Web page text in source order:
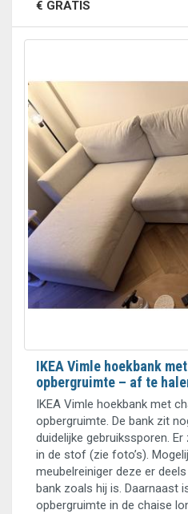
€ GRATIS
IKEA Vimle hoekbank met
opbergruimte – af te
IKEA Vimle hoekbank met
opbergruimte. De bank zit
duidelijke gebruikssporen.
in de stof (zie foto’s).
meubelreiniger deze er
bank zoals hij is. Daarnaast
opbergruimte in de chaise